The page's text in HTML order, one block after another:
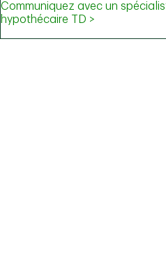
Communiquez avec un
hypothécaire TD >